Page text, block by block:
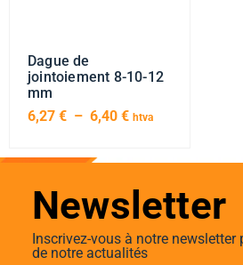
Dague de
jointoiement 8-10-12
mm
6,27 € – 6,40 € htva
Newsletter
Inscrivez-vous à notre newsletter
de notre actualités